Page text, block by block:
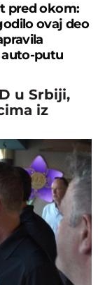
pred okom:
ovaj deo
putu
u Srbiji,
iz